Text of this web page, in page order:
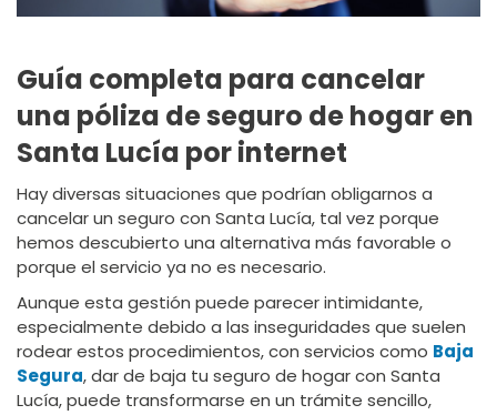
Guía completa para cancelar
una póliza de seguro de hogar en
Santa Lucía por internet
Hay diversas situaciones que podrían obligarnos a
cancelar un seguro con Santa Lucía, tal vez porque
hemos descubierto una alternativa más favorable o
porque el servicio ya no es necesario.
Aunque esta gestión puede parecer intimidante,
especialmente debido a las inseguridades que suelen
rodear estos procedimientos, con servicios como Baja
Segura, dar de baja tu seguro de hogar con Santa
Lucía, puede transformarse en un trámite sencillo,